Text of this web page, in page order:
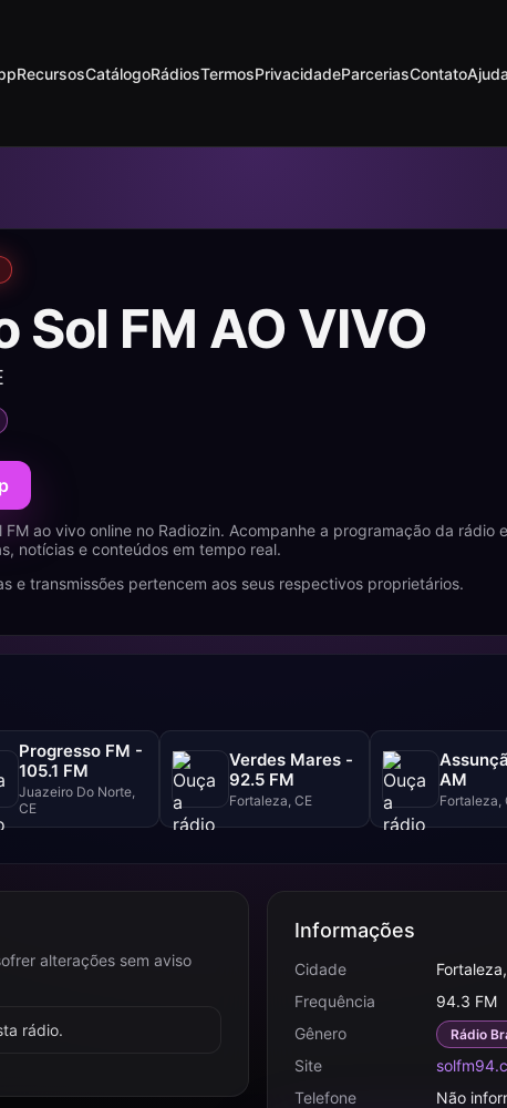
RecursosCatálogoRádiosTermosPrivacidadeParceriasContatoAjuda
Sol FM AO VIVO
FM ao vivo online no Radiozin. Acompanhe a programação da rádio
notícias e conteúdos em tempo real.
e transmissões pertencem aos seus respectivos proprietários.
Progresso FM -
105.1 FM
Juazeiro Do Norte,
CE
Verdes Mares -
92.5 FM
Fortaleza, CE
AM
Fortaleza,
alterações sem aviso
rádio.
Informações
Cidade
Frequência
94.3 FM
Gênero
Rádio
Site
Telefone
Não